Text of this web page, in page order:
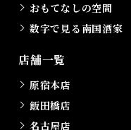
おもてなしの空間
数字で見る南国酒家
店舗一覧
原宿本店
飯田橋店
名古屋店